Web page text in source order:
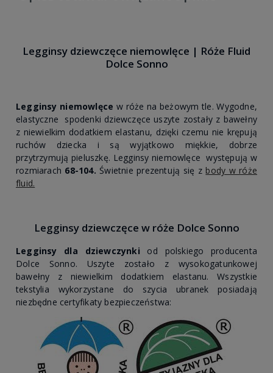
Legginsy dziewczęce niemowlęce | Róże Fluid
Dolce Sonno
Legginsy niemowlęce w róże na beżowym tle. Wygodne,
elastyczne spodenki dziewczęce uszyte zostały z bawełny
z niewielkim dodatkiem elastanu, dzięki czemu nie krępują
ruchów dziecka i są wyjątkowo miękkie, dobrze
przytrzymują pieluszkę. Legginsy niemowlęce występują w
rozmiarach 68-104.Świetnie prezentują się z body w róże
fluid.
Legginsy dziewczęce w róże Dolce Sonno
Legginsy dla dziewczynki od polskiego producenta
Dolce Sonno. Uszyte zostało z wysokogatunkowej
bawełny z niewielkim dodatkiem elastanu. Wszystkie
tekstylia wykorzystane do szycia ubranek posiadają
niezbędne certyfikaty bezpieczeństwa: